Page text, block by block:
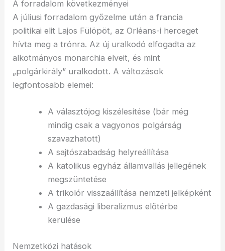
A forradalom következményei
A júliusi forradalom győzelme után a francia
politikai elit Lajos Fülöpöt, az Orléans-i herceget
hívta meg a trónra. Az új uralkodó elfogadta az
alkotmányos monarchia elveit, és mint
„polgárkirály” uralkodott. A változások
legfontosabb elemei:
A választójog kiszélesítése (bár még
mindig csak a vagyonos polgárság
szavazhatott)
A sajtószabadság helyreállítása
A katolikus egyház államvallás jellegének
megszüntetése
A trikolór visszaállítása nemzeti jelképként
A gazdasági liberalizmus előtérbe
kerülése
Nemzetközi hatások